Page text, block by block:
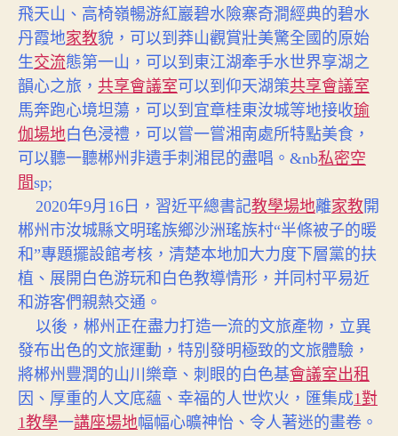
飛天山、高椅嶺暢游紅巖碧水險寨奇澗經典的碧水
丹霞地家教貌，可以到莽山觀賞壯美驚全國的原始
生交流態第一山，可以到東江湖牽手水世界享湖之
韻心之旅， 共享會議室可以到仰天湖策共享會議室
馬奔跑心境坦蕩，可以到宜章桂東汝城等地接收瑜
伽場地白色浸禮，可以嘗一嘗湘南處所特點美食，
可以聽一聽郴州非遺手刺湘昆的盡唱。 &nb私密空
間sp;
2020年9月16日，習近平總書記教學場地離家教開
郴州市汝城縣文明瑤族鄉沙洲瑤族村“半條被子的暖
和”專題擺設館考核，清楚本地加大力度下層黨的扶
植、展開白色游玩和白色教導情形，并同村平易近
和游客們親熱交通。
以後，郴州正在盡力打造一流的文旅產物，立異
發布出色的文旅運動，特別發明極致的文旅體驗，
將郴州豐潤的山川樂章、刺眼的白色基會議室出租
因、厚重的人文底蘊、幸福的人世炊火，匯集成1對
1教學一講座場地幅幅心曠神怡、令人著迷的畫卷。